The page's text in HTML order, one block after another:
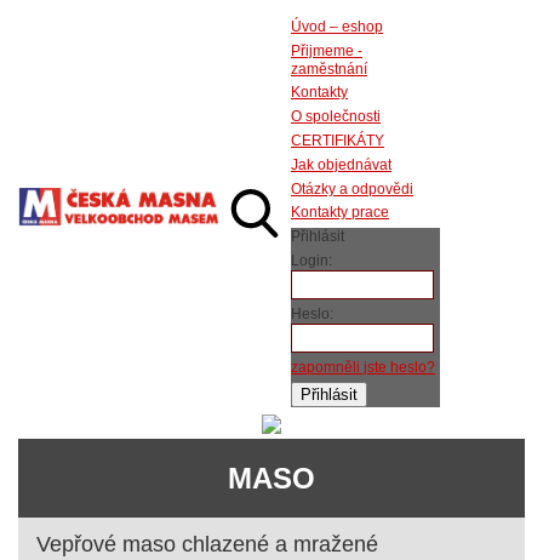
Úvod – eshop
Přijmeme -
zaměstnání
Kontakty
O společnosti
CERTIFIKÁTY
Jak objednávat
Otázky a odpovědi
Kontakty prace
Přihlásit
Login:
Heslo:
zapomněli jste heslo?
MASO
Vepřové maso chlazené a mražené